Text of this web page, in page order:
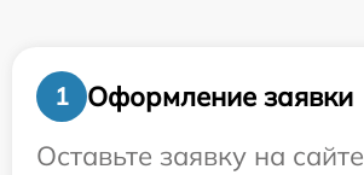
1
Оформление заявки
Оставьте заявку на сайте